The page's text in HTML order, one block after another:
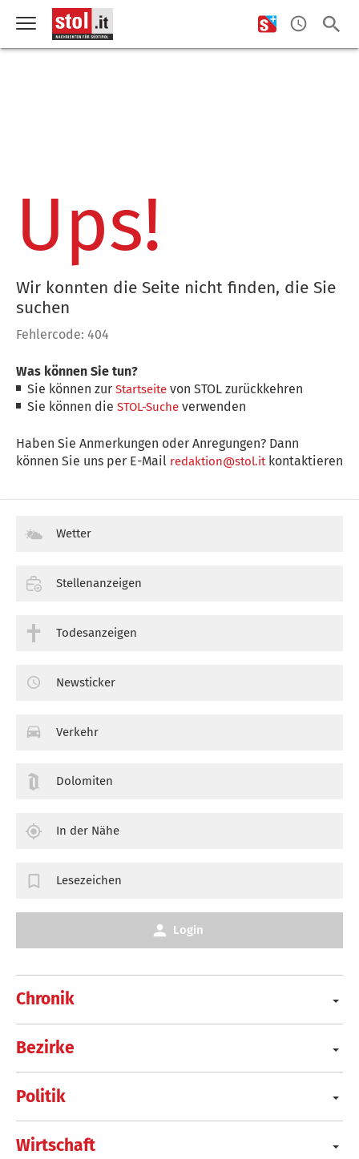
Ups!
Wir konnten die Seite nicht finden, die Sie
suchen
Fehlercode: 404
Was können Sie tun?
Sie können zurStartseite von STOL zurückkehren
Sie können dieSTOL-Suche verwenden
Haben Sie Anmerkungen oder Anregungen? Dann
können Sie uns per E-Mail redaktion@stol.itkontaktieren
Chronik
Bezirke
Politik
Wirtschaft
Wetter
Stellenanzeigen
Todesanzeigen
Newsticker
Verkehr
Dolomiten
In der Nähe
Lesezeichen
Login